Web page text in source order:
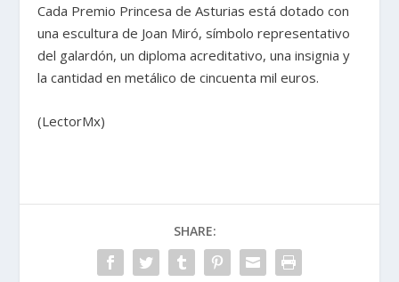
Cada Premio Princesa de Asturias está dotado con
una escultura de Joan Miró, símbolo representativo
del galardón, un diploma acreditativo, una insignia y
la cantidad en metálico de cincuenta mil euros.
(LectorMx)
SHARE: